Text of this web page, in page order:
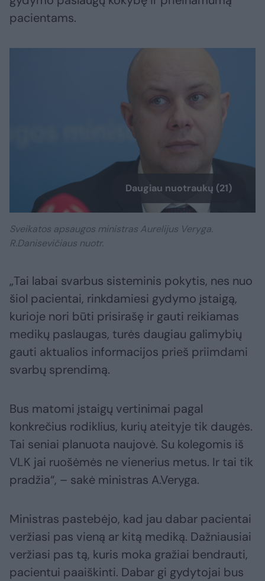
pacientams.
Daugiau nuotraukų (21)
Sveikatos apsaugos ministras Aurelijus Veryga.
R.Danisevičiaus nuotr.
„Tai labai svarbus sisteminis pokytis, nes nuo
šiol pacientai, rinkdamiesi gydymo įstaigą,
kurioje nori būti prisirašę ir gauti reikiamas
medikų paslaugas, turės daugiau galimybių
gauti aktualios informacijos prieš priimdami
svarbų sprendimą.
Bus matomi įstaigų vertinimai pagal
konkrečius rodiklius, kurių ateityje tik daugės.
Tai seniai planuota naujovė. Su kolegomis iš
VLK jai ruošėmės ne vienerius metus. Ir tai tik
pradžia“, – sakė ministras A.Veryga.
Ministras pastebėjo, kad jau dabar pacientai
veržiasi pas vieną ar kitą mediką. Dažniausiai
veržiasi pas tą, kuris moka gražiai bendrauti,
pacientui paaiškinti. Dabar gi gydytojai bus